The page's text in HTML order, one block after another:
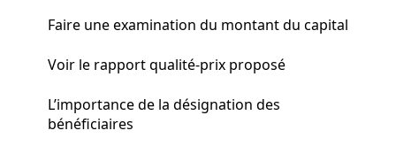
Faire une examination du montant du capital
Voir le rapport qualité-prix proposé
L’importance de la désignation des
bénéficiaires